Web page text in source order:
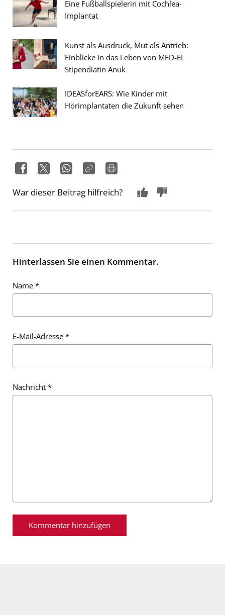
Eine Fußballspielerin mit Cochlea-
Implantat
Kunst als Ausdruck, Mut als Antrieb:
Einblicke in das Leben von MED-EL
Stipendiatin Anuk
IDEASforEARS: Wie Kinder mit
Hörimplantaten die Zukunft sehen
War dieser Beitrag hilfreich?
Hinterlassen Sie einen Kommentar.
Name *
E-Mail-Adresse *
Nachricht *